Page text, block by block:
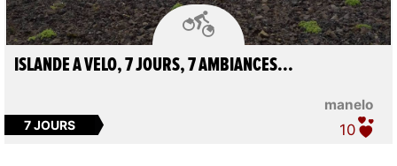

manelo
ISLANDE A VELO, 7 JOURS, 7 AMBIANCES...
7 JOURS 10